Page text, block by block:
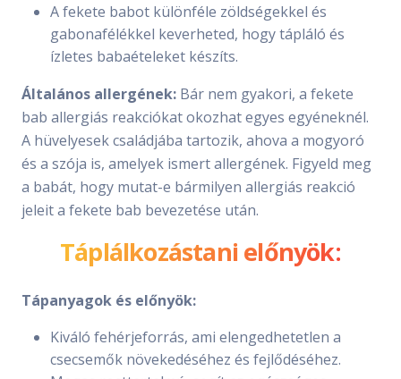
A fekete babot különféle zöldségekkel és
gabonafélékkel keverheted, hogy tápláló és
ízletes babaételeket készíts.
Általános allergének: Bár nem gyakori, a fekete
bab allergiás reakciókat okozhat egyes egyéneknél.
A hüvelyesek családjába tartozik, ahova a mogyoró
és a szója is, amelyek ismert allergének. Figyeld meg
a babát, hogy mutat-e bármilyen allergiás reakció
jeleit a fekete bab bevezetése után.
Táplálkozástani előnyök:
Tápanyagok és előnyök:
Kiváló fehérjeforrás, ami elengedhetetlen a
csecsemők növekedéséhez és fejlődéséhez.